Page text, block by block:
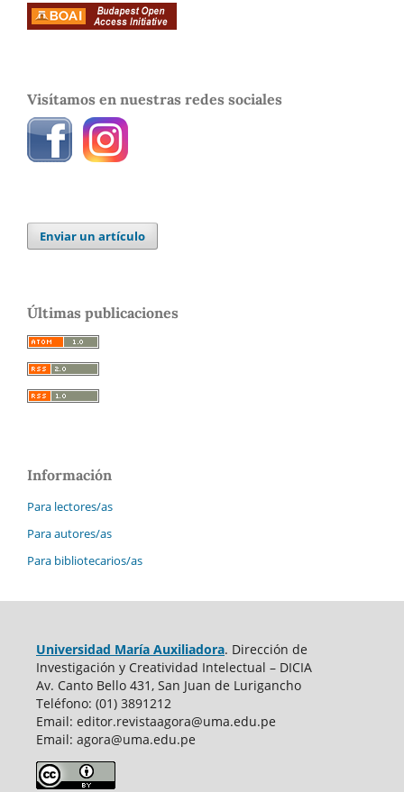
Visítamos en nuestras redes sociales
Enviar un artículo
Últimas publicaciones
Información
Para lectores/as
Para autores/as
Para bibliotecarios/as
Universidad María Auxiliadora. Dirección de
Investigación y Creatividad Intelectual – DICIA
Av. Canto Bello 431, San Juan de Lurigancho
Teléfono: (01) 3891212
Email: editor.revistaagora@uma.edu.pe
Email: agora@uma.edu.pe